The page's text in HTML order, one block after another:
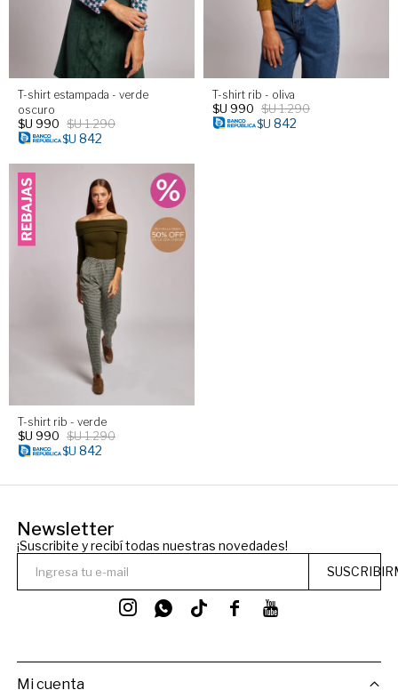
T-shirt estampada - verde
oscuro
$U 990 $U1.290
$U 842
T-shirt rib - oliva
$U 990 $U1.290
$U 842
T-shirt rib - verde
$U 990 $U1.290
$U 842
Newsletter
¡Suscribite y recibí todas nuestras novedades!
 
 
Mi cuenta